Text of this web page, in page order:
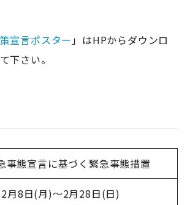
宣言ポスター」はHPからダウンロ
下さい。
事態宣言に基づく緊急事態措置
月8日(月)～2月28日(日)